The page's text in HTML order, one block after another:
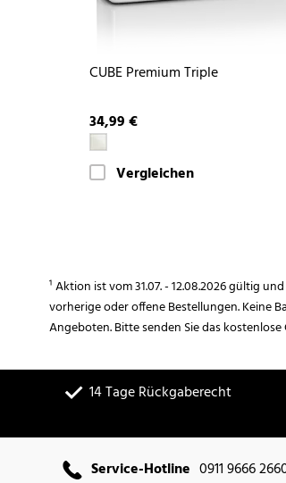
CUBE Premium Triple
34,99 €
Vergleichen
¹ Aktion ist vom 31.07. - 12.08.2026 gültig
vorherige oder offene Bestellungen. Keine
Angeboten. Bitte senden Sie das
14 Tage Rückgaberecht
Service-Hotline 0911 9666